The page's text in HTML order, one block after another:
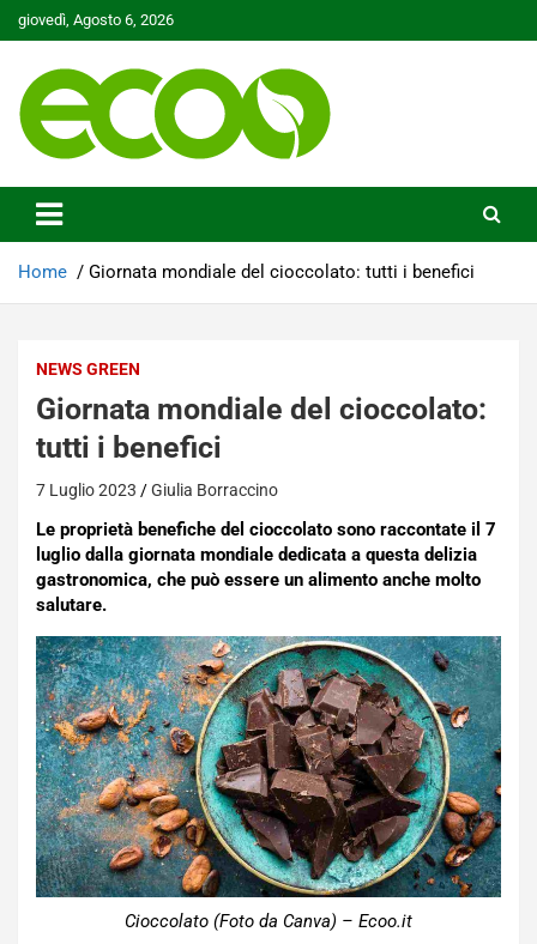
Skip
to
giovedì, Agosto 6, 2026
Ecoo.it
Home Giornata mondiale del cioccolato: tutti i benefici
NEWS GREEN
Giornata mondiale del cioccolato:
tutti i benefici
7 Luglio 2023 Giulia Borraccino
Le proprietà benefiche del cioccolato sono raccontate il 7
luglio dalla giornata mondiale dedicata a questa delizia
gastronomica, che può essere un alimento anche molto
salutare.
Cioccolato (Foto da Canva) – Ecoo.it